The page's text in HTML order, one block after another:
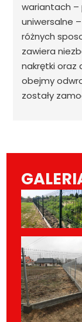
wariantach –
uniwersalne
różnych
zawiera
nakrętki oraz
obejmy
zostały